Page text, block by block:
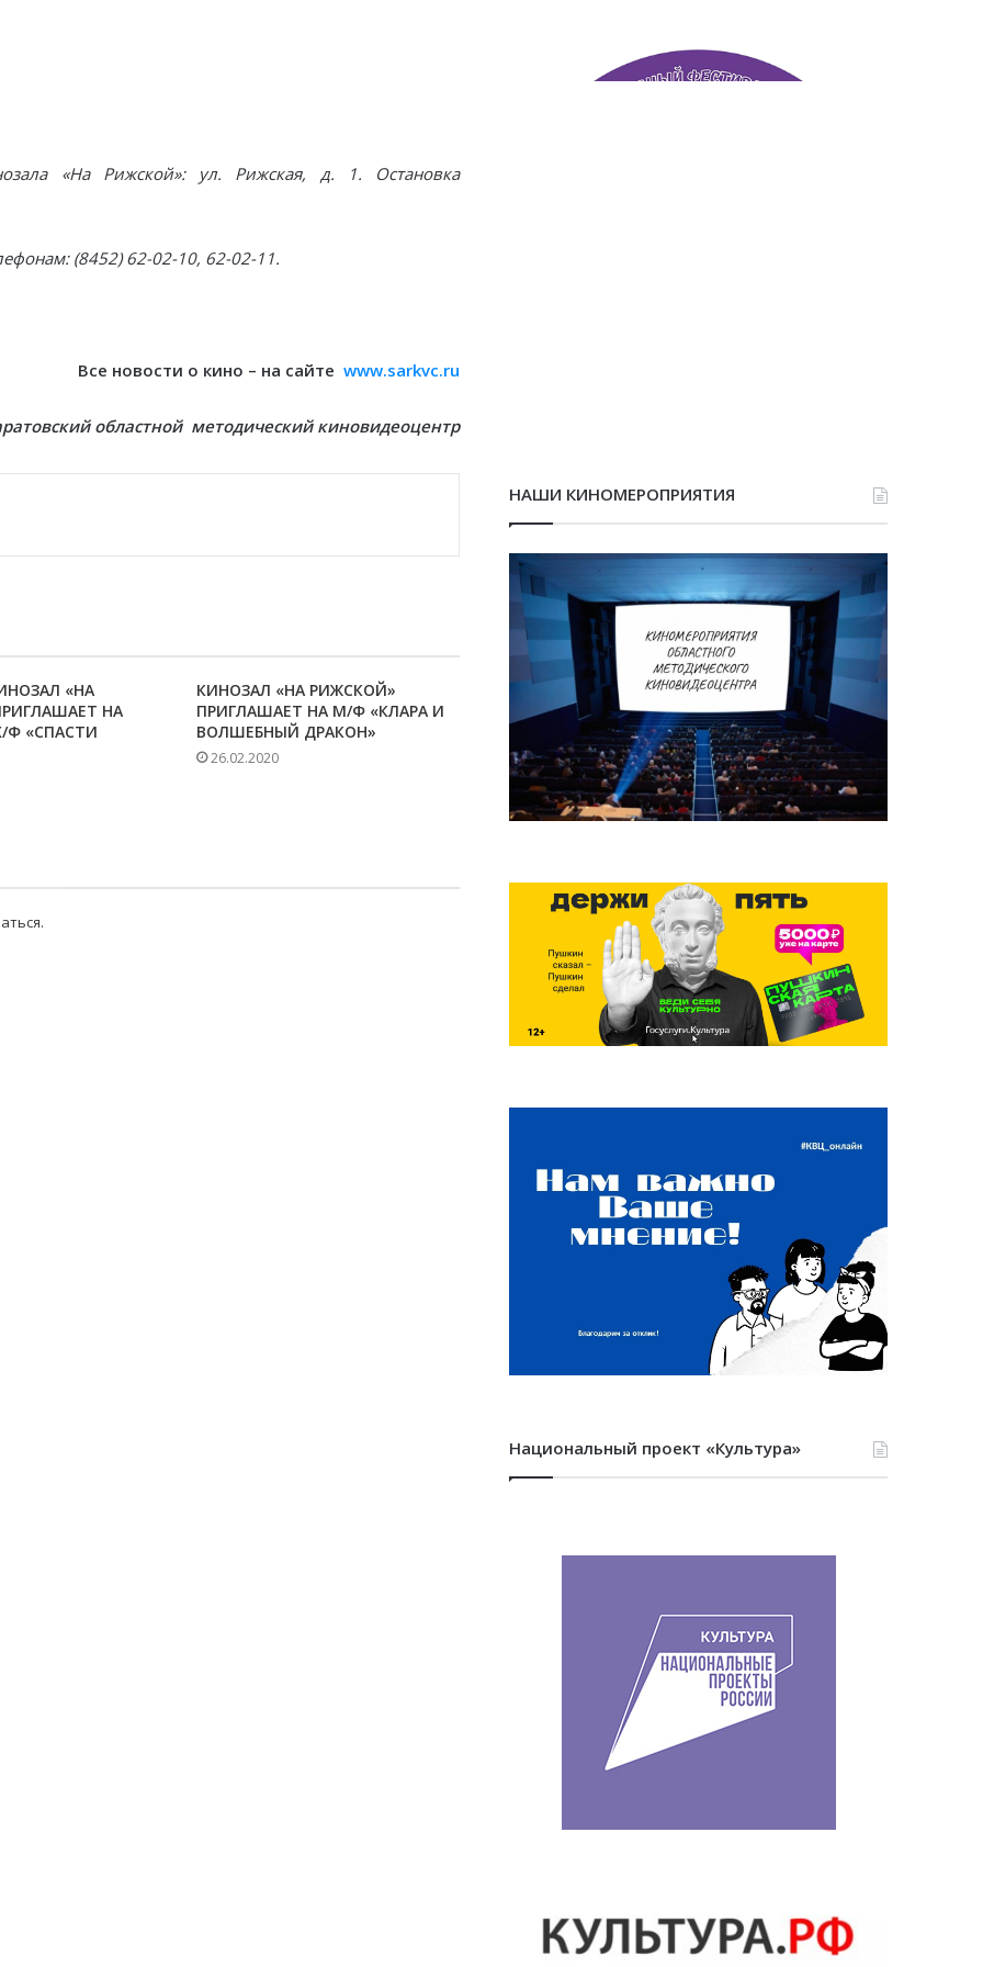
«На Рижской»: ул. Рижская, д. 1. Остановка
(8452) 62-02-10, 62-02-11.
Все новости о кино – на сайте www.sarkvc.ru
областной методический киновидеоцентр
«НА
НА
Ф «СПАСТИ
КИНОЗАЛ «НА РИЖСКОЙ»
ПРИГЛАШАЕТ НА М/Ф «КЛАРА И
ВОЛШЕБНЫЙ ДРАКОН»
26.02.2020
.
НАШИ КИНОМЕРОПРИЯТИЯ
Национальный проект «Культура»